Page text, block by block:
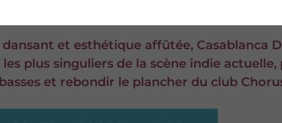
et esthétique affûtée, Casablanca
plus singuliers de la scène indie
et rebondir le plancher du club